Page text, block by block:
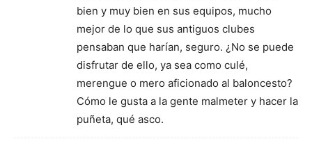
bien y muy bien en sus equipos, mucho
mejor de lo que sus antiguos clubes
pensaban que harían, seguro. ¿No se puede
disfrutar de ello, ya sea como culé,
merengue o mero aficionado al baloncesto?
Cómo le gusta a la gente malmeter y hacer la
puñeta, qué asco.